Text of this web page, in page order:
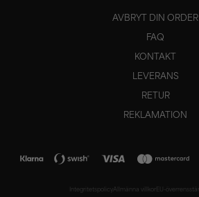
AVBRYT DIN ORDER
FAQ
KONTAKT
LEVERANS
RETUR
REKLAMATION
IntegritetspolicyAllmänna villkor